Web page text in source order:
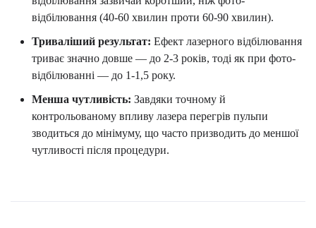
відбілювання (40-60 хвилин проти 60-90 хвилин).
Триваліший результат: Ефект лазерного відбілювання
триває значно довше — до 2-3 років, тоді як при фото-
відбілюванні — до 1-1,5 року.
Менша чутливість: Завдяки точному й
контрольованому впливу лазера перегрів пульпи
зводиться до мінімуму, що часто призводить до меншої
чутливості після процедури.